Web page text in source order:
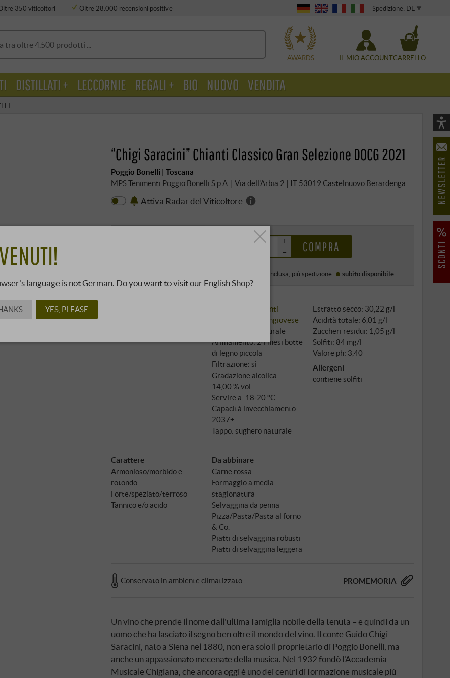
350 viticoltori
Oltre 28.000 recensioni positive
WÄHLEN Spedizione: DE
AWARDS IL MIO ACCOUNTCARRELLO
“Chigi Saracini” Chianti Classico Gran Selezione DOCG 2021
Poggio Bonelli | Toscana
MPS Tenimenti Poggio Bonelli S.p.A. | Via dell'Arbia 2 | IT 53019 Castelnuovo Berardenga
Attiva Radar del Viticoltore
+
–
COMPRA
IVA inclusa , più spedizione subito disponibile
Chianti
Sangiovese
Coltivazione: naturale
Affinamento: 24 mesi botte
di legno piccola
Filtrazione: sì
Gradazione alcolica:
14,00 % vol
Servire a: 18‑20 °C
Capacità invecchiamento:
2037+
Tappo: sughero naturale
Estratto secco: 30,22 g/l
Acidità totale: 6,01 g/l
Zuccheri residui: 1,05 g/l
Solfiti: 84 mg/l
Valore ph: 3,40
Allergeni
contiene solfiti
Carattere
Armonioso/morbido e
rotondo
Forte/speziato/terroso
Tannico e/o acido
Da abbinare
Carne rossa
Formaggio a media
stagionatura
Selvaggina da penna
Pizza/Pasta/Pasta al forno
& Co.
Piatti di selvaggina robusti
Piatti di selvaggina leggera
Conservato in ambiente climatizzato PROMEMORIA
Un vino che prende il nome dall'ultima famiglia nobile della tenuta – e quindi da un
uomo che ha lasciato il segno ben oltre il mondo del vino. Il conte Guido Chigi
Saracini, nato a Siena nel 1880, non era solo il proprietario di Poggio Bonelli, ma
anche un appassionato mecenate della musica. Nel 1932 fondò l'Accademia
Musicale Chigiana, che ancora oggi è uno dei centri di formazione musicale più
DISTILLATI + LECCORNIE REGALI + BIO NUOVO VENDITA
language is not German. Do you want to visit our English Shop?
YES, PLEASE